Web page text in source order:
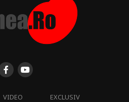
VIDEO
EXCLUSIV